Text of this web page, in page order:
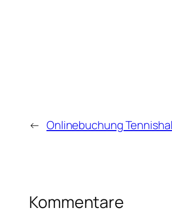
← Onlinebuchung
Kommentare